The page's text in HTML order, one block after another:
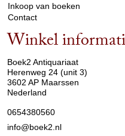
Inkoop van boeken
Contact
Winkel
Boek2 Antiquariaat
Herenweg 24 (unit 3)
3602 AP Maarssen
Nederland
0654380560
info@boek2.nl